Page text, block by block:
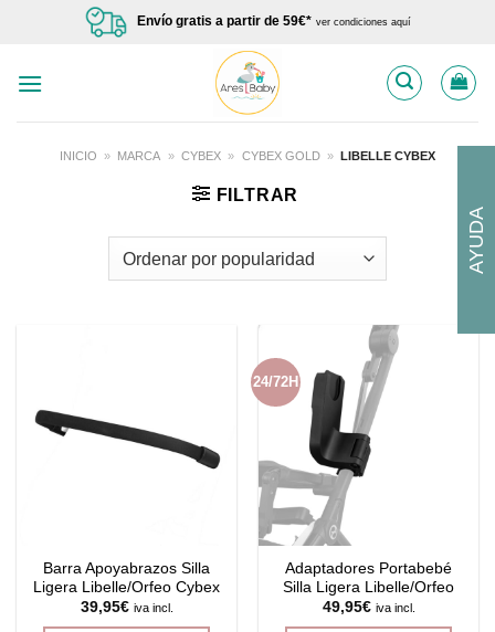
Envío gratis a partir de 59€* ver condiciones aquí
INICIO » MARCA » CYBEX » CYBEX GOLD » LIBELLE CYBEX
FILTRAR
Barra Apoyabrazos Silla
Ligera Libelle/Orfeo Cybex
39,95€ iva incl.
24/72H
Adaptadores Portabebé
Silla Ligera Libelle/Orfeo
49,95€ iva incl.
AYUDA